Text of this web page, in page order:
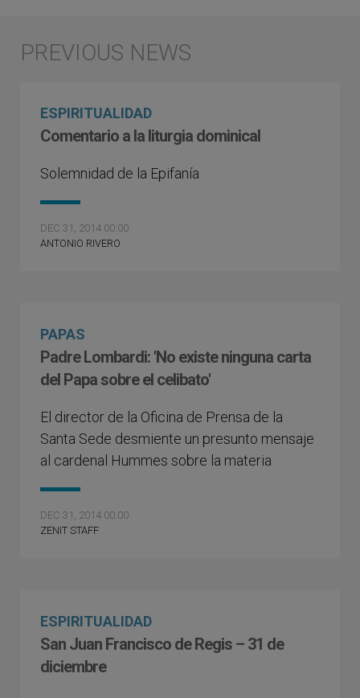
ESPIRITUALIDAD
Comentario a la liturgia dominical
Solemnidad de la Epifanía
DEC 31, 2014 00:00
ANTONIO RIVERO
PAPAS
Padre Lombardi: 'No existe ninguna carta
del Papa sobre el celibato'
El director de la Oficina de Prensa de la
Santa Sede desmiente un presunto mensaje
al cardenal Hummes sobre la materia
DEC 31, 2014 00:00
ZENIT STAFF
ESPIRITUALIDAD
San Juan Francisco de Regis – 31 de
diciembre